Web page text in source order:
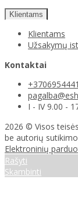
Klientams
Klientams
Užsakymų
Kontaktai
I - IV 9.00 -
2026 © Visos
be autorių
Elektroninių
Rašyti
Skambinti